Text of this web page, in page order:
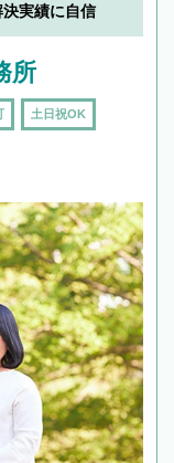
実績に自信
所
土日祝OK